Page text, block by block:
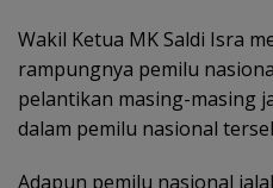
Wakil Ketua MK Saldi Isra
rampungnya pemilu
pelantikan masing-masing
dalam pemilu nasional
Adapun pemilu nasional